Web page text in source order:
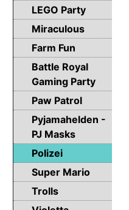
LEGO Party
Miraculous
Farm Fun
Battle Royal
Gaming Party
Paw Patrol
Pyjamahelden -
PJ Masks
Polizei
Super Mario
Trolls